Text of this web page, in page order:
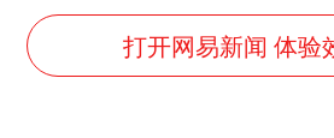
打开网易新闻 体验